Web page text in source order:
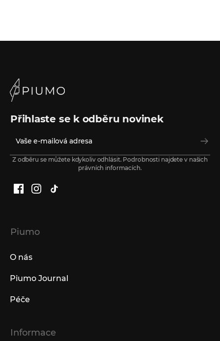
Přihlaste se k odběru novinek
Z odběru se můžete kdykoliv odhlásit. Podrobnosti najdete v našich
právních informacích.
Facebook
Instagram
TikTok
Piumo
O nás
Piumo Journal
Péče
Informace